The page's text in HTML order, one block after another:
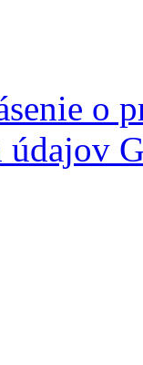
o
údajov